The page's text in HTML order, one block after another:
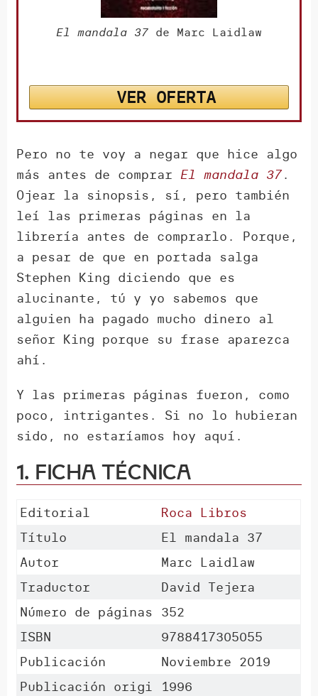
El mandala 37 de Marc Laidlaw
VER OFERTA
Pero no te voy a negar que hice algo
más antes de comprarEl mandala 37.
Ojear la sinopsis, sí, pero también
leí las primeras páginas en la
librería antes de comprarlo. Porque,
a pesar de que en portada salga
Stephen King diciendo que es
alucinante, tú y yo sabemos que
alguien ha pagado mucho dinero al
señor King porque su frase aparezca
ahí.
Y las primeras páginas fueron, como
poco, intrigantes. Si no lo hubieran
sido, no estaríamos hoy aquí.
1. Ficha técnica
Editorial
Roca Libros
Título
El mandala 37
Autor
Marc Laidlaw
Traductor
David Tejera
Número de páginas
352
ISBN
9788417305055
Publicación
Noviembre 2019
Publicación origi
1996